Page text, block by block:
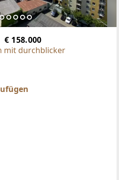
€ 158.000
mit durchblicker